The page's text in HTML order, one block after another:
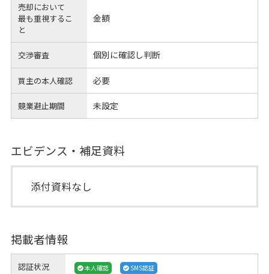
売却において
最も重視するこ
と
金額
交渉審査 個別に確認し判断
買主の本人確認 必要
競業避止期間 未設定
エビデンス・補足資料
添付資料なし
掲載者情報
認証状況 本人確認
SMS認証